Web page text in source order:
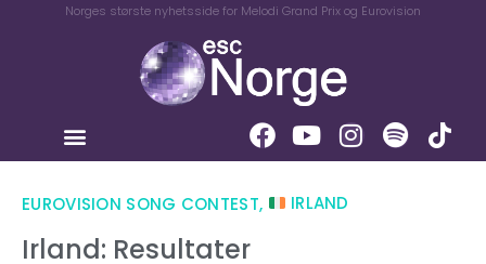
Norges største nyhetsside for Melodi Grand Prix og Eurovision
EUROVISION SONG CONTEST, IRLAND
Irland: Resultater